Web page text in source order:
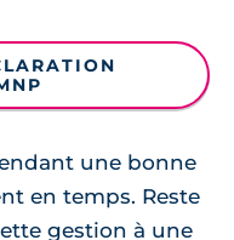
une bonne
en temps. Reste
gestion à une